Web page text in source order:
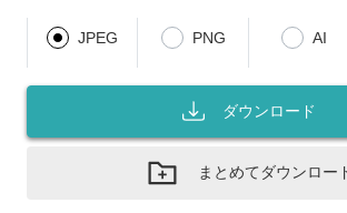
JPEG PNG AI
ダウンロード
まとめてダウンロー